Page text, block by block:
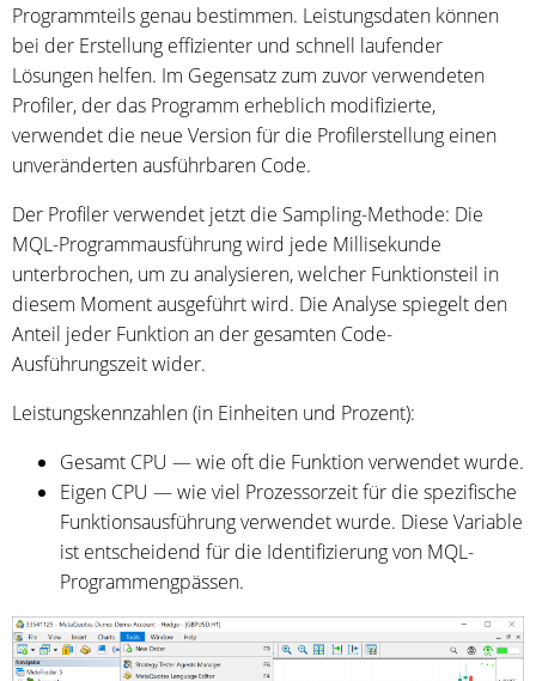
Programmteils genau bestimmen. Leistungsdaten können
bei der Erstellung effizienter und schnell laufender
Lösungen helfen. Im Gegensatz zum zuvor verwendeten
Profiler, der das Programm erheblich modifizierte,
verwendet die neue Version für die Profilerstellung einen
unveränderten ausführbaren Code.
Der Profiler verwendet jetzt die Sampling-Methode: Die
MQL-Programmausführung wird jede Millisekunde
unterbrochen, um zu analysieren, welcher Funktionsteil in
diesem Moment ausgeführt wird. Die Analyse spiegelt den
Anteil jeder Funktion an der gesamten Code-
Ausführungszeit wider.
Leistungskennzahlen (in Einheiten und Prozent):
Gesamt CPU — wie oft die Funktion verwendet wurde.
Eigen CPU — wie viel Prozessorzeit für die spezifische
Funktionsausführung verwendet wurde. Diese Variable
ist entscheidend für die Identifizierung von MQL-
Programmengpässen.